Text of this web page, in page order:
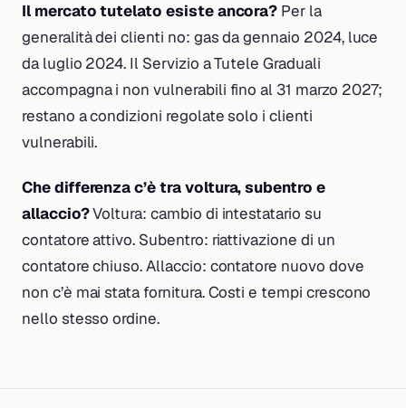
Il mercato tutelato esiste ancora? Per la
generalità dei clienti no: gas da gennaio 2024, luce
da luglio 2024. Il Servizio a Tutele Graduali
accompagna i non vulnerabili fino al 31 marzo 2027;
restano a condizioni regolate solo i clienti
vulnerabili.
Che differenza c’è tra voltura, subentro e
allaccio?Voltura: cambio di intestatario su
contatore attivo. Subentro: riattivazione di un
contatore chiuso. Allaccio: contatore nuovo dove
non c’è mai stata fornitura. Costi e tempi crescono
nello stesso ordine.